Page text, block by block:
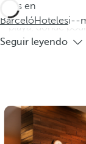
Estás en
BarcelóHotelesi--
especialmente
playa, donde
Seguir leyendo